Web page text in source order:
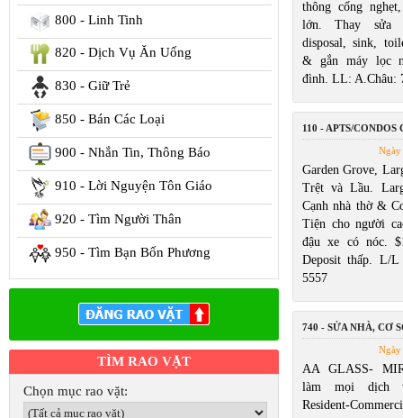
800 - Linh Tinh
820 - Dịch Vụ Ăn Uống
830 - Giữ Trẻ
850 - Bán Các Loại
900 - Nhắn Tin, Thông Báo
910 - Lời Nguyện Tôn Giáo
920 - Tìm Người Thân
950 - Tìm Bạn Bốn Phương
TÌM RAO VẶT
Chọn mục rao vặt:
thông cống
lớn. Thay sửa
disposal, sink,
& gắn máy lọc
đình. LL: A.Châu:
110 - APTS/CONDOS
Ngày
Garden Grove,
Trệt và Lầu.
Cạnh nhà thờ &
Tiện cho người
đậu xe có nóc.
Deposit thấp. L/
5557
740 - SỬA NHÀ, CƠ
Ngày
AA GLASS-
làm mọi dịch
Resident-